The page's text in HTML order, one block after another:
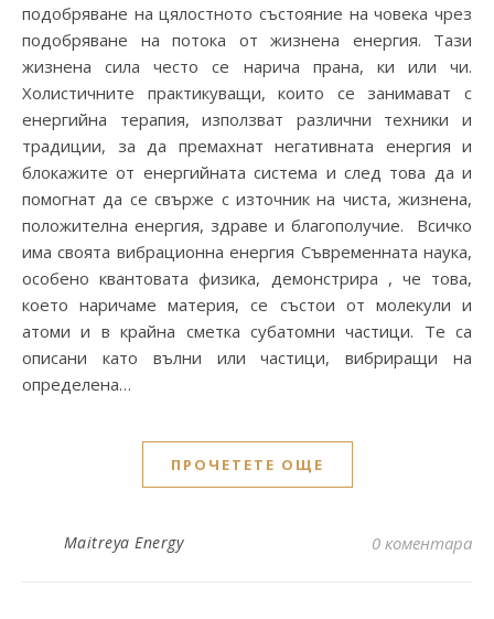
подобряване на цялостното състояние на човека чрез
подобряване на потока от жизнена енергия. Тази
жизнена сила често се нарича прана, ки или чи.
Холистичните практикуващи, които се занимават с
енергийна терапия, използват различни техники и
традиции, за да премахнат негативната енергия и
блокажите от енергийната система и след това да и
помогнат да се свърже с източник на чиста, жизнена,
положителна енергия, здраве и благополучие. Всичко
има своята вибрационна енергия Съвременната наука,
особено квантовата физика, демонстрира , че това,
което наричаме материя, се състои от молекули и
атоми и в крайна сметка субатомни частици. Те са
описани като вълни или частици, вибриращи на
определена…
ПРОЧЕТЕТЕ ОЩЕ
Maitreya Energy 0 коментара